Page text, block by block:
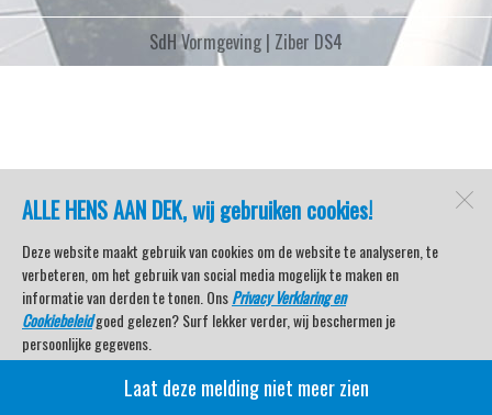
ALLE HENS AAN DEK, wij gebruiken cookies!
Deze website maakt gebruik van cookies om de website te analyseren, te
verbeteren, om het gebruik van social media mogelijk te maken en
informatie van derden te tonen. OnsPrivacy Verklaring en
Cookiebeleidgoed gelezen? Surf lekker verder, wij beschermen je
persoonlijke gegevens.
Veel kijkplezier met Watersport TV Beleving & Nieuws!
Laat deze melding niet meer zien
SdH Vormgeving | Ziber DS4